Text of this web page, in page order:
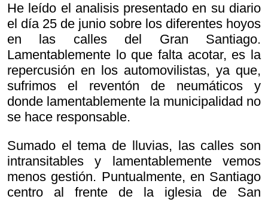
He leído el analisis presentado en su diario
el día 25 de junio sobre los diferentes hoyos
en las calles del Gran Santiago.
Lamentablemente lo que falta acotar, es la
repercusión en los automovilistas, ya que,
sufrimos el reventón de neumáticos y
donde lamentablemente la municipalidad no
se hace responsable.
Sumado el tema de lluvias, las calles son
intransitables y lamentablemente vemos
menos gestión. Puntualmente, en Santiago
centro al frente de la iglesia de San